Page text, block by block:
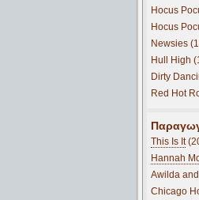
Hocus
Hocus
Newsies
Hull High
Dirty
Red Hot
This Is It
Hannah
Awilda
Chicago